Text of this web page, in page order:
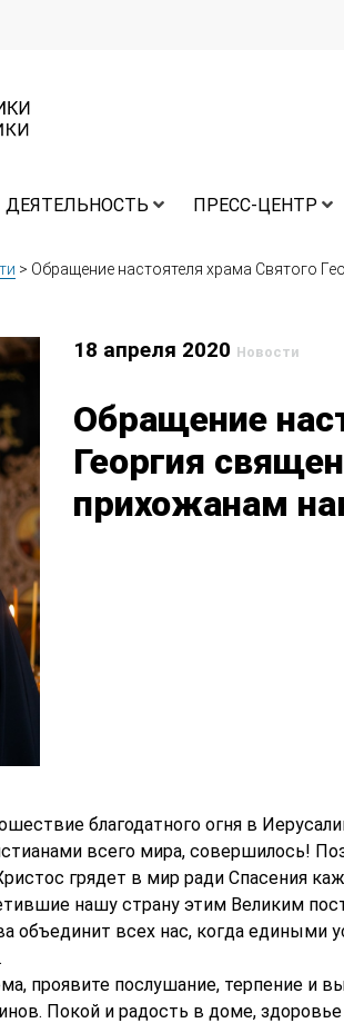
ДЕЯТЕЛЬНОСТЬ ПРЕСС-ЦЕНТР
> Обращение настоятеля храма Святого
18 апреля 2020 Новости
Обращение
Георгия
прихожанам
благодатного огня в
всего мира, совершилось!
грядет в мир ради Спасения
нашу страну этим Великим
объединит всех нас, когда едиными
проявите послушание, терпение и
Покой и радость в доме,